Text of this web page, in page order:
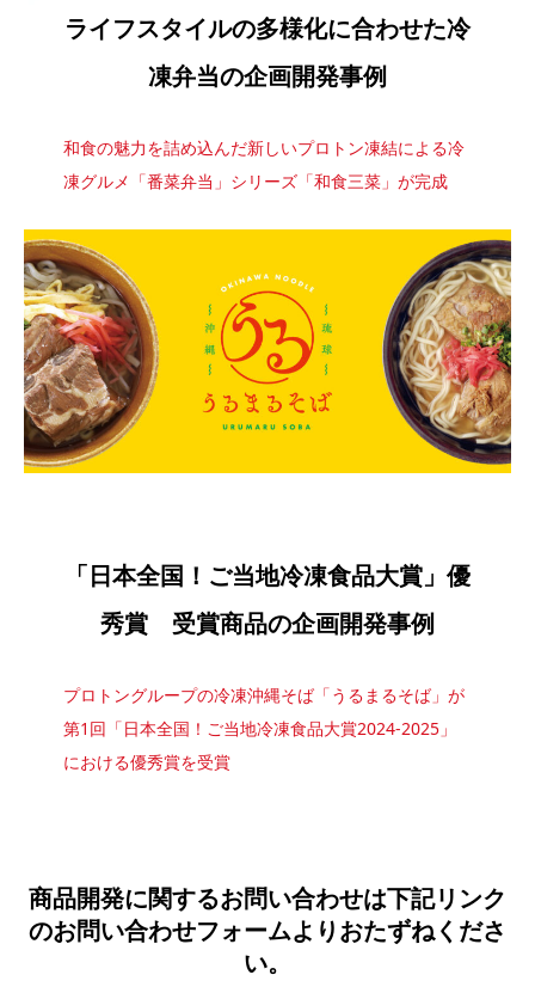
ライフスタイルの多様化に合わせた冷
凍弁当の企画開発事例
和食の魅力を詰め込んだ新しいプロトン凍結による冷
凍グルメ「番菜弁当」シリーズ「和食三菜」が完成
「日本全国！ご当地冷凍食品大賞」優
秀賞 受賞商品の企画開発事例
プロトングループの冷凍沖縄そば「うるまるそば」が
第1回「日本全国！ご当地冷凍食品大賞2024‐2025」
における優秀賞を受賞
商品開発に関するお問い合わせは下記リンク
のお問い合わせフォームよりおたずねくださ
い。